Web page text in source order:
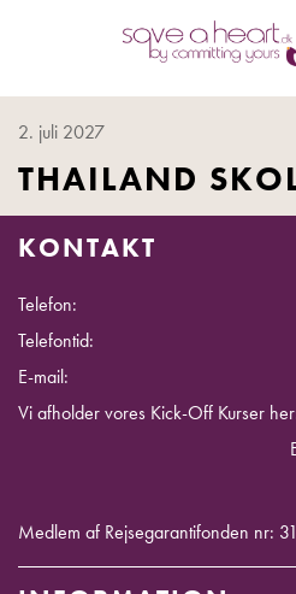
2. juli 2027
THAILAND
KONTAKT
Telefon:
Telefontid:
E-mail:
Vi afholder vores Kick-Off Kurser
Medlem af Rejsegarantifonden nr: